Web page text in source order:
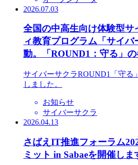
2026.07.03
全国の中高生向け体験型サ
ィ教育プログラム「サイバ
動。「ROUND1：守る」の
サイバーサクラROUND1「守る
しました。
お知らせ
サイバーサクラ
2026.04.13
さばえIT推進フォーラム
ミット in Sabaeを開催しま